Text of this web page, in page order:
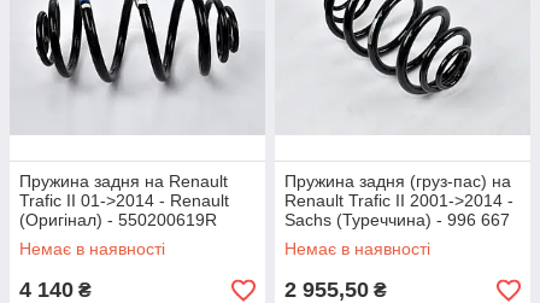
Пружина задня на Renault
Trafic II 01->2014 - Renault
(Оригінал) - 550200619R
Немає в наявності
4 140 ₴
Пружина задня (груз-пас) на
Renault Trafic II 2001->2014 -
Sachs (Туреччина) - 996 667
Немає в наявності
2 955,50 ₴